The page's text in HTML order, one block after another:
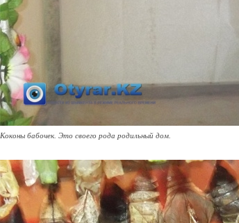
Коконы бабочек. Это своего рода родильный дом.